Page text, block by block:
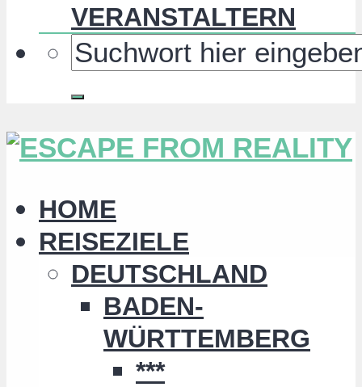
VERANSTALTERN
HOME
REISEZIELE
DEUTSCHLAND
BADEN-
WÜRTTEMBERG
***